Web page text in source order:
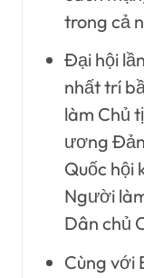
trong cả
Đại hội
nhất trí
làm Chủ
ương
Quốc hội
Người
Dân chủ
Cùng với